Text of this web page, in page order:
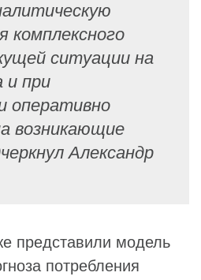
комплексного
ситуации на
и при
оперативно
возникающие
Александр
представили модель
потребления